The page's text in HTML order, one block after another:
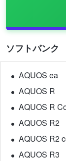
ソフトバンク
AQUOS ea
AQUOS R
AQUOS R
AQUOS R2
AQUOS R2
AQUOS R3